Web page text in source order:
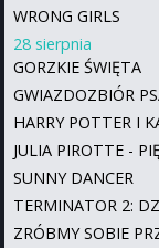
WRONG GIRLS
28 sierpnia
GORZKIE ŚWIĘTA
GWIAZDOZBIÓR
HARRY POTTER I
JULIA PIROTTE -
SUNNY DANCER
TERMINATOR 2:
ZRÓBMY SOBIE